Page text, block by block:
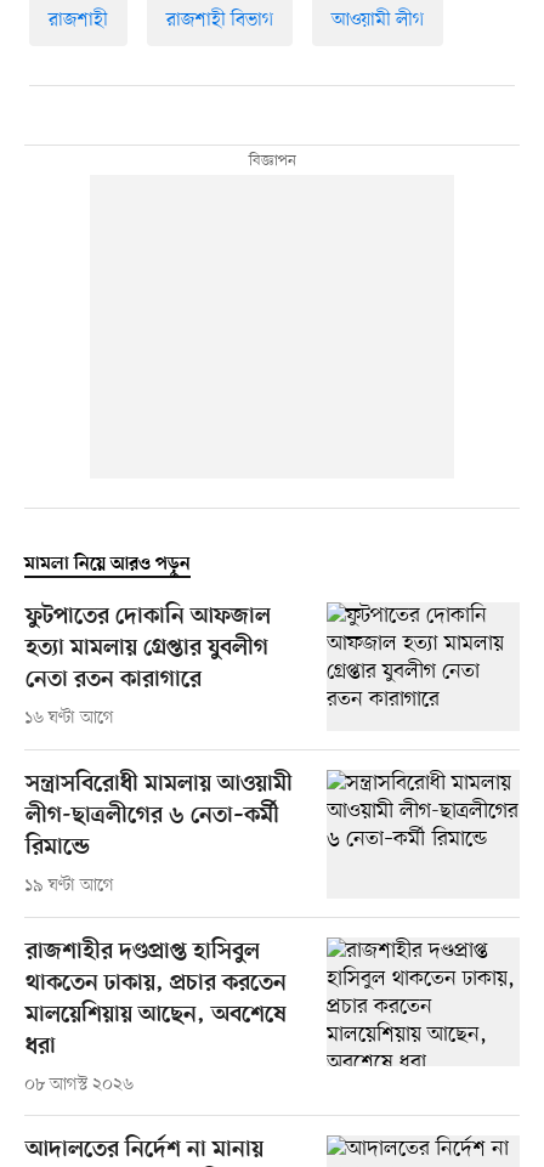
রাজশাহী রাজশাহী বিভাগ আওয়ামী লীগ
মামলা নিয়ে আরও পড়ুন
ফুটপাতের দোকানি আফজাল
হত্যা মামলায় গ্রেপ্তার যুবলীগ
নেতা রতন কারাগারে
১৬ ঘণ্টা আগে
সন্ত্রাসবিরোধী মামলায় আওয়ামী
লীগ-ছাত্রলীগের ৬ নেতা–কর্মী
রিমান্ডে
১৯ ঘণ্টা আগে
রাজশাহীর দণ্ডপ্রাপ্ত হাসিবুল
থাকতেন ঢাকায়, প্রচার করতেন
মালয়েশিয়ায় আছেন, অবশেষে
ধরা
০৮ আগস্ট ২০২৬
আদালতের নির্দেশ না মানায়